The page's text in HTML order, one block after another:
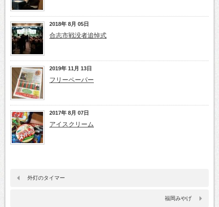
2018年 8月 05日
合志市戦没者追悼式
2019年 11月 13日
フリーペーパー
2017年 8月 07日
アイスクリーム
外灯のタイマー
福岡みやげ